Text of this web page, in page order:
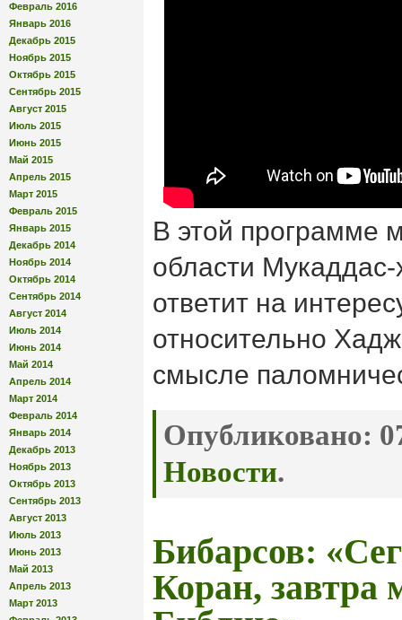
Февраль 2016
Январь 2016
Декабрь 2015
Ноябрь 2015
Октябрь 2015
Сентябрь 2015
Август 2015
Июль 2015
Июнь 2015
Май 2015
Апрель 2015
Март 2015
Февраль 2015
Январь 2015
Декабрь 2014
Ноябрь 2014
Октябрь 2014
Сентябрь 2014
Август 2014
Июль 2014
Июнь 2014
Май 2014
Апрель 2014
Март 2014
Февраль 2014
Январь 2014
Декабрь 2013
Ноябрь 2013
Октябрь 2013
Сентябрь 2013
Август 2013
Июль 2013
Июнь 2013
Май 2013
Апрель 2013
Март 2013
В этой программе
области
ответит на
относительно
смысле
Опубликовано:
Новости.
Бибарсов:
Коран, завтра